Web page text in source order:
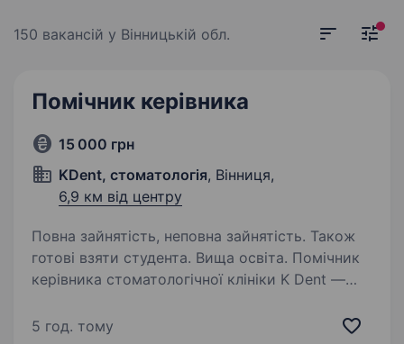
150 вакансій у Вінницькій обл.
Помічник керівника
15 000 грн
KDent, стоматологія, Вінниця,
6,9 км від центру
Повна зайнятість, неповна зайнятість. Також
готові взяти студента. Вища освіта. Помічник
керівника стоматологічної клініки K Dent —
розвивається та шукає в команду
5 год. тому